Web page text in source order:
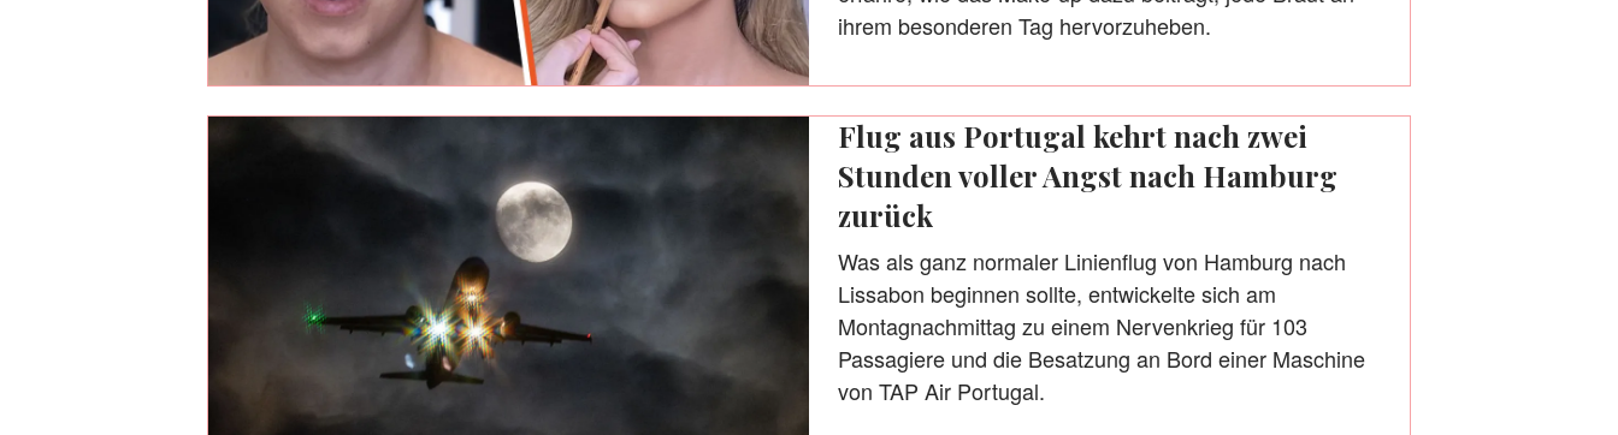
ihrem besonderen Tag hervorzuheben.
Flug aus Portugal kehrt nach zwei
Stunden voller Angst nach Hamburg
zurück
Was als ganz normaler Linienflug von Hamburg nach
Lissabon beginnen sollte, entwickelte sich am
Montagnachmittag zu einem Nervenkrieg für 103
Passagiere und die Besatzung an Bord einer Maschine
von TAP Air Portugal.